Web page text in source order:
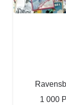
1 000